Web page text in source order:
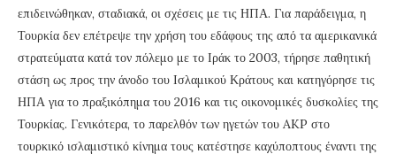
επιδεινώθηκαν, σταδιακά, οι σχέσεις με τις ΗΠΑ. Για παράδειγμα, η
Τουρκία δεν επέτρεψε την χρήση του εδάφους της από τα αμερικανικά
στρατεύματα κατά τον πόλεμο με το Ιράκ το 2003, τήρησε παθητική
στάση ως προς την άνοδο του Ισλαμικού Κράτους και κατηγόρησε τις
ΗΠΑ για το πραξικόπημα του 2016 και τις οικονομικές δυσκολίες της
Τουρκίας. Γενικότερα, το παρελθόν των ηγετών του AKP στο
τουρκικό ισλαμιστικό κίνημα τους κατέστησε καχύποπτους έναντι της